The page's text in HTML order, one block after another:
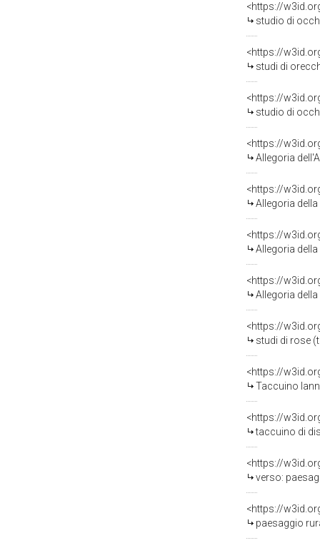
<https://
studio di occhi e
<https://
studi di orecchie
<https://
studio di occhi
<https://
Allegoria
<https://
Allegoria della
<https://
Allegoria della
<https://
Allegoria della
<https://
studi di rose
<https://
Taccuino
<https://
taccuino di
<https://
verso: paesaggio
<https://
paesaggio